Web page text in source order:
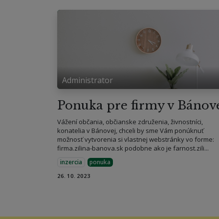
Administrator
Ponuka pre firmy v
Vážení občania, občianske združenia, živnostníci,
konatelia v Bánovej, chceli by sme Vám ponúknuť
možnosť vytvorenia si vlastnej webstránky vo forme:
firma.zilina-banova.sk podobne ako je farnost.zili...
inzercia ponuka
26. 10. 2023